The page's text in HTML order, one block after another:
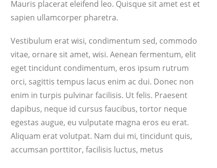
Mauris placerat eleifend leo. Quisque sit amet est et
sapien ullamcorper pharetra.
Vestibulum erat wisi, condimentum sed, commodo
vitae, ornare sit amet, wisi. Aenean fermentum, elit
eget tincidunt condimentum, eros ipsum rutrum
orci, sagittis tempus lacus enim ac dui. Donec non
enim in turpis pulvinar facilisis. Ut felis. Praesent
dapibus, neque id cursus faucibus, tortor neque
egestas augue, eu vulputate magna eros eu erat.
Aliquam erat volutpat. Nam dui mi, tincidunt quis,
accumsan porttitor, facilisis luctus, metus